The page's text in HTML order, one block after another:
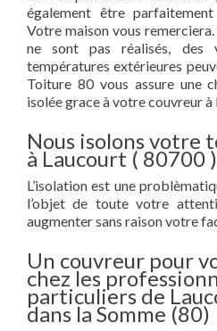
également être
Votre maison vous
ne sont pas réalisés, des
températures extérieures
Toiture 80 vous assure une
isolée grace à votre couvreur
Nous isolons votre
à Laucourt ( 80700 )
L’isolation est une
l’objet de toute votre
augmenter sans raison votre
Un couvreur pour
chez les
particuliers de
dans la Somme (80)